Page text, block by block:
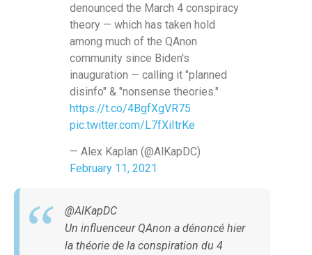
denounced the March 4 conspiracy
theory — which has taken hold
among much of the QAnon
community since Biden's
inauguration — calling it "planned
disinfo" & "nonsense theories."
https://t.co/4BgfXgVR75
pic.twitter.com/L7fXiItrKe
— Alex Kaplan (@AlKapDC)
February 11, 2021
@AlKapDC
Un influenceur QAnon a dénoncé hier
la théorie de la conspiration du 4